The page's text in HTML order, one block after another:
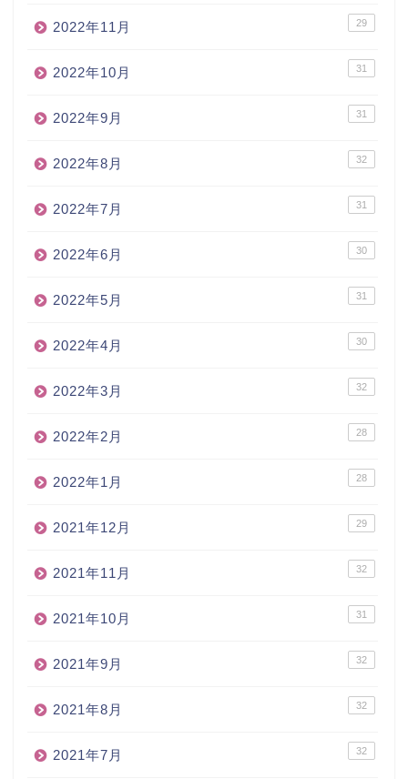
2022年11月 29
2022年10月 31
2022年9月 31
2022年8月 32
2022年7月 31
2022年6月 30
2022年5月 31
2022年4月 30
2022年3月 32
2022年2月 28
2022年1月 28
2021年12月 29
2021年11月 32
2021年10月 31
2021年9月 32
2021年8月 32
2021年7月 32